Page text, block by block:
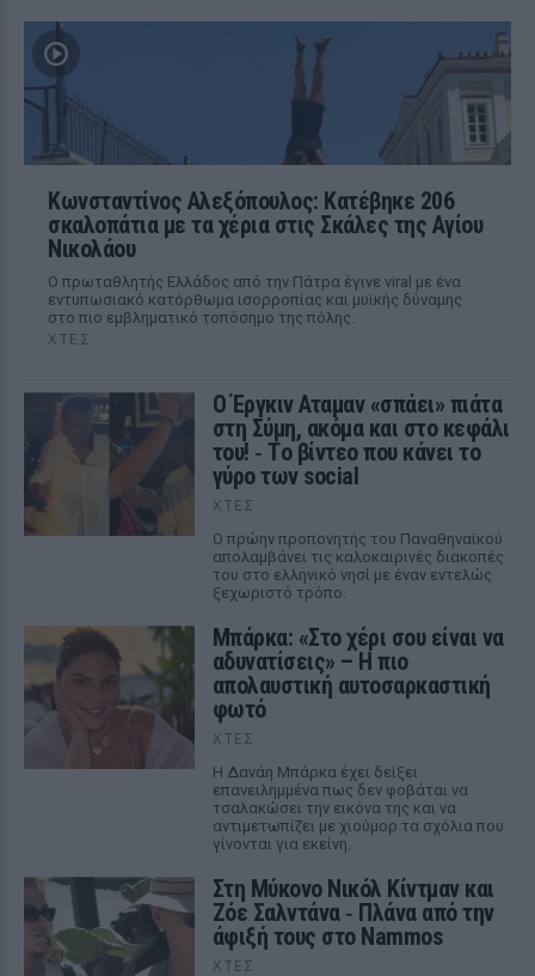
Κωνσταντίνος Αλεξόπουλος: Κατέβηκε 206
σκαλοπάτια με τα χέρια στις Σκάλες της Αγίου
Νικολάου
Ο πρωταθλητής Ελλάδος από την Πάτρα έγινε viral με ένα
εντυπωσιακό κατόρθωμα ισορροπίας και μυϊκής δύναμης
στο πιο εμβληματικό τοπόσημο της πόλης.
ΧΤΕΣ
Ο Έργκιν Αταμαν «σπάει» πιάτα
στη Σύμη, ακόμα και στο κεφάλι
του! ‑ Tο βίντεο που κάνει το
γύρο των social
ΧΤΕΣ
Ο πρώην προπονητής του Παναθηναϊκού
απολαμβάνει τις καλοκαιρινές διακοπές
του στο ελληνικό νησί με έναν εντελώς
ξεχωριστό τρόπο.
Μπάρκα: «Στο χέρι σου είναι να
αδυνατίσεις» – Η πιο
απολαυστική αυτοσαρκαστική
φωτό
ΧΤΕΣ
Η Δανάη Μπάρκα έχει δείξει
επανειλημμένα πως δεν φοβάται να
τσαλακώσει την εικόνα της και να
αντιμετωπίζει με χιούμορ τα σχόλια που
γίνονται για εκείνη.
Στη Μύκονο Νικόλ Κίντμαν και
Ζόε Σαλντάνα ‑ Πλάνα από την
άφιξή τους στο Nammos
ΧΤΕΣ